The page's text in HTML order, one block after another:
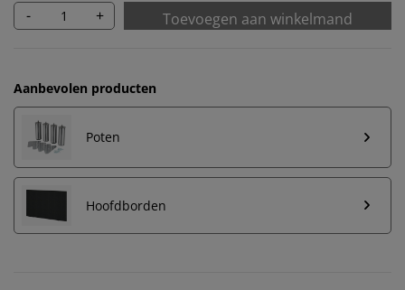
- + Toevoegen aan winkelmand
Aanbevolen producten
Poten
Hoofdborden